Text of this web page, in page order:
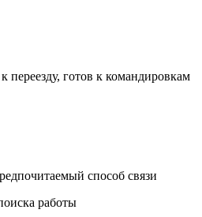
переезду, готов к командировкам
способ связи
работы